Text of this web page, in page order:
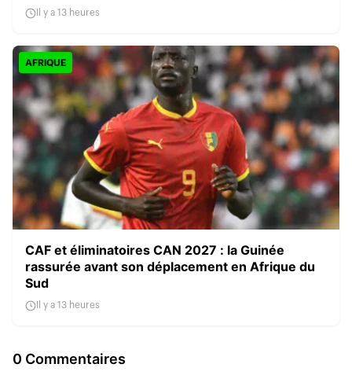
Il y a 13 heures
AFRIQUE
CAF et éliminatoires CAN 2027 : la Guinée
rassurée avant son déplacement en Afrique du
Sud
Il y a 13 heures
0 Commentaires